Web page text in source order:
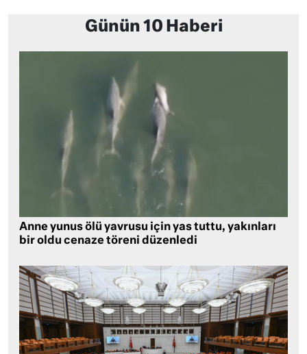
Günün 10 Haberi
Anne yunus ölü yavrusu için yas tuttu, yakınları
bir oldu cenaze töreni düzenledi